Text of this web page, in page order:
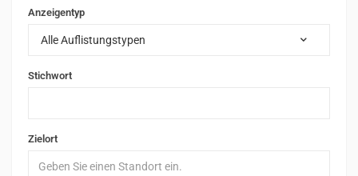
Anzeigentyp
Alle Auflistungstypen
Stichwort
Zielort